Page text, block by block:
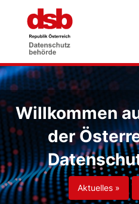
Willkommen
der
Aktuelles »